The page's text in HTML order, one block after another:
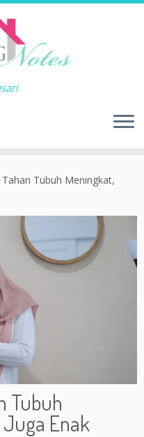
Tubuh Meningkat,
Tubuh
Enak